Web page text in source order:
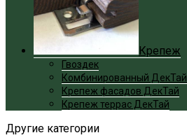
Крепеж
Гвоздек
Комбинированный ДекТай
Крепеж фасадов ДекТай
Крепеж террас ДекТай
Другие категории